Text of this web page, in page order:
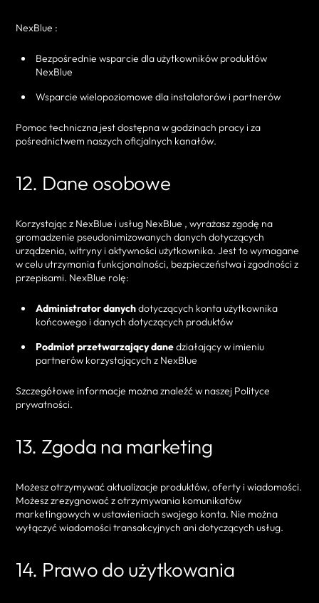
NexBlue :
Bezpośrednie wsparcie dla użytkowników produktów
NexBlue
Wsparcie wielopoziomowe dla instalatorów i partnerów
Pomoc techniczna jest dostępna w godzinach pracy i za
pośrednictwem naszych oficjalnych kanałów.
12. Dane osobowe
Korzystając z NexBlue i usług NexBlue , wyrażasz zgodę na
gromadzenie pseudonimizowanych danych dotyczących
urządzenia, witryny i aktywności użytkownika. Jest to wymagane
w celu utrzymania funkcjonalności, bezpieczeństwa i zgodności z
przepisami. NexBlue rolę:
Administrator danychdotyczących konta użytkownika
końcowego i danych dotyczących produktów
Podmiot przetwarzający danedziałający w imieniu
partnerów korzystających z NexBlue
Szczegółowe informacje można znaleźć w naszej Polityce
prywatności.
13. Zgoda na marketing
Możesz otrzymywać aktualizacje produktów, oferty i wiadomości.
Możesz zrezygnować z otrzymywania komunikatów
marketingowych w ustawieniach swojego konta. Nie można
wyłączyć wiadomości transakcyjnych ani dotyczących usług.
14. Prawo do użytkowania